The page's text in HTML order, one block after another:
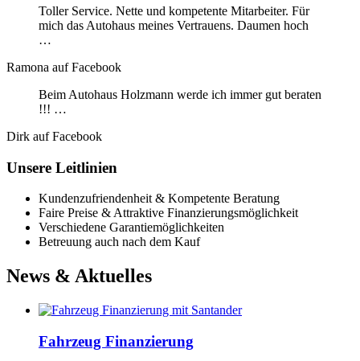
Toller Service. Nette und kompetente Mitarbeiter. Für
mich das Autohaus meines Vertrauens. Daumen hoch
…
Ramona auf Facebook
Beim Autohaus Holzmann werde ich immer gut beraten
!!! …
Dirk auf Facebook
Unsere Leitlinien
Kundenzufriendenheit & Kompetente Beratung
Faire Preise & Attraktive Finanzierungsmöglichkeit
Verschiedene Garantiemöglichkeiten
Betreuung auch nach dem Kauf
News & Aktuelles
Fahrzeug Finanzierung